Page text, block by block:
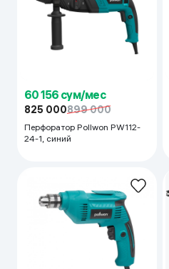
60 156 сум/мес
825 000899 000
Перфоратор Pollwon PW112-
24-1, синий